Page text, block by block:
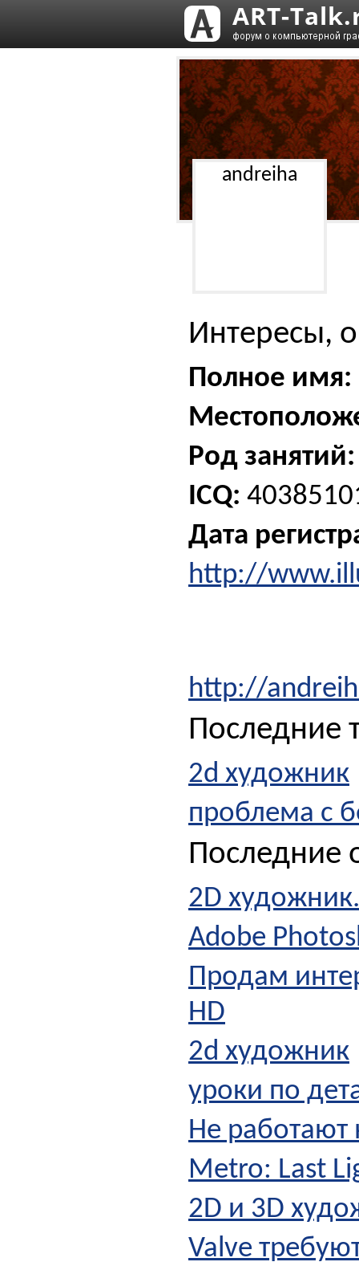
andreiha
Интересы,
Полное имя:
Род занятий:
ICQ:
Дата
http://
http://
Последние
2d художник
проблема с
Последние
2D
Adobe
Продам
HD
2d художник
уроки по
Не работают
Metro: Last
2D и 3D
Valve